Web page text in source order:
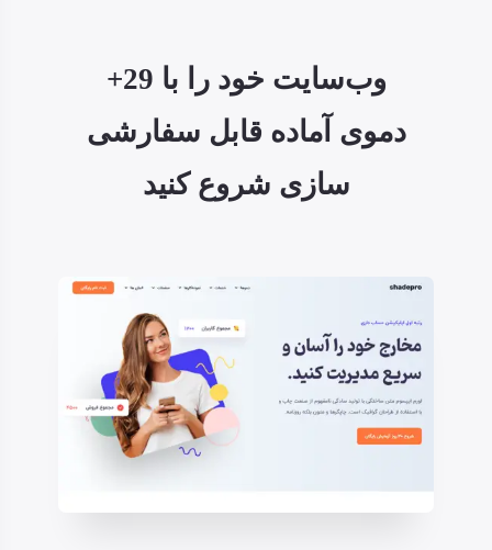
وب‌سایت خود را با 29+
دموی آماده قابل سفارشی
سازی شروع کنید